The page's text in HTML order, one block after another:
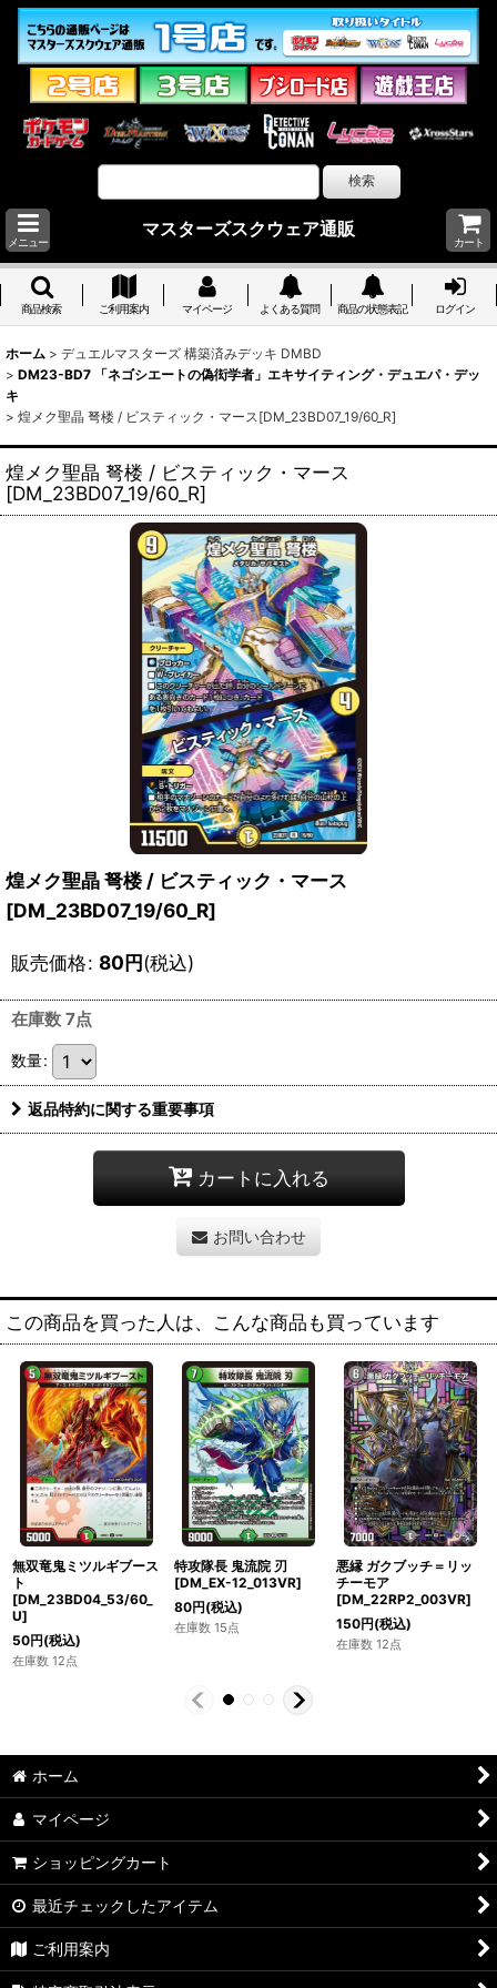
メニュー
マスターズスクウェア通販
カート
商品検索 ご利用案内 マイページ よくある質問 商品の状態表記 ログイン
ホーム > デュエルマスターズ 構築済みデッキ DMBD
> DM23-BD7 「ネゴシエートの偽衒学者」エキサイティング・デュエパ・デッ
キ
> 煌メク聖晶 弩楼 / ビスティック・マース[DM_23BD07_19/60_R]
煌メク聖晶 弩楼 / ビスティック・マース
[DM_23BD07_19/60_R]
煌メク聖晶 弩楼 / ビスティック・マース
[DM_23BD07_19/60_R]
販売価格: 80円(税込)
在庫数 7点
数量:
返品特約に関する重要事項
カートに入れる
お問い合わせ
この商品を買った人は、こんな商品も買っています
無双竜鬼ミツルギブース
ト
[DM_23BD04_53/60_
U]
50円(税込)
在庫数 12点
特攻隊長 鬼流院 刃
[DM_EX-12_013VR]
80円(税込)
在庫数 15点
悪縁 ガクブッチ＝リッ
チーモア
[DM_22RP2_003VR]
150円(税込)
在庫数 12点
ホーム
マイページ
ショッピングカート
最近チェックしたアイテム
ご利用案内